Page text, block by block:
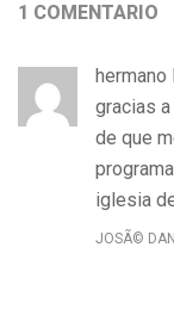
1 COMENTARIO
hermano
gracias
de que
iglesia
JOSÃ©